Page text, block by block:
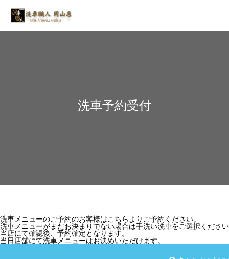
洗車予約受付
洗車メニューのご予約のお客様はこちらよりご予約ください。
洗車メニューがまだお決まりでない場合は手洗い洗車をご選択くださ
当店にて確認後、予約確定となります。
当日店舗にて洗車メニューはお決めいただけます。